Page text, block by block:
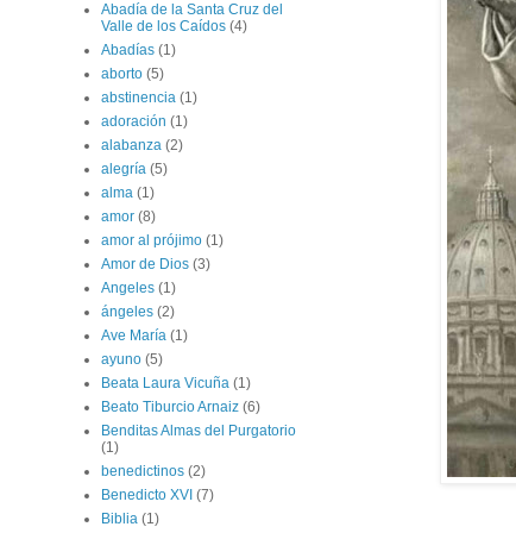
Abadía de la Santa Cruz del
Valle de los Caídos (4)
Abadías (1)
aborto (5)
abstinencia (1)
adoración (1)
alabanza (2)
alegría (5)
alma (1)
amor (8)
amor al prójimo (1)
Amor de Dios (3)
Angeles (1)
ángeles (2)
Ave María (1)
ayuno (5)
Beata Laura Vicuña (1)
Beato Tiburcio Arnaiz (6)
Benditas Almas del Purgatorio
(1)
benedictinos (2)
Benedicto XVI (7)
Biblia (1)